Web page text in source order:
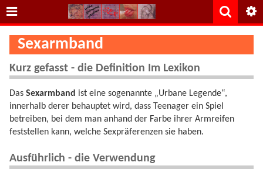
Sexarmband
Kurz gefasst - die Definition Im Lexikon
Das Sexarmband ist eine sogenannte „Urbane Legende“,
innerhalb derer behauptet wird, dass Teenager ein Spiel
betreiben, bei dem man anhand der Farbe ihrer Armreifen
feststellen kann, welche Sexpräferenzen sie haben.
Ausführlich - die Verwendung